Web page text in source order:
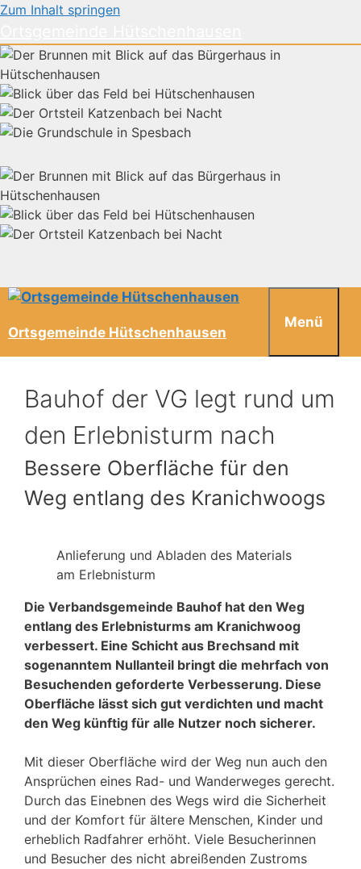
Zum Inhalt springen
Ortsgemeinde Hütschenhausen
Menü
Bauhof der VG legt rund um
den Erlebnisturm nach
Bessere Oberfläche für den
Weg entlang des Kranichwoogs
Anlieferung und Abladen des Materials
am Erlebnisturm
Die Verbandsgemeinde Bauhof hat den Weg
entlang des Erlebnisturms am Kranichwoog
verbessert. Eine Schicht aus Brechsand mit
sogenanntem Nullanteil bringt die mehrfach von
Besuchenden geforderte Verbesserung. Diese
Oberfläche lässt sich gut verdichten und macht
den Weg künftig für alle Nutzer noch sicherer.
Mit dieser Oberfläche wird der Weg nun auch den
Ansprüchen eines Rad- und Wanderweges gerecht.
Durch das Einebnen des Wegs wird die Sicherheit
und der Komfort für ältere Menschen, Kinder und
erheblich Radfahrer erhöht. Viele Besucherinnen
und Besucher des nicht abreißenden Zustroms